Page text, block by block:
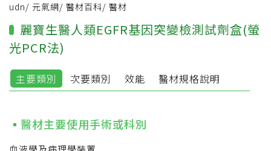
udn/ 元氣網/ 醫材百科/ 醫材
麗寶生醫人類EGFR基因突變檢測試劑盒(螢
光PCR法)
主要類別 次要類別 效能 醫材規格說明
醫材主要使用手術或科別